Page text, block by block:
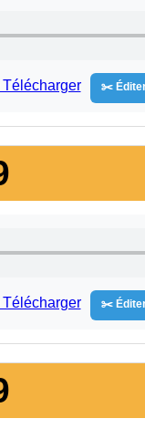
Télécharger ✂️
Télécharger ✂️